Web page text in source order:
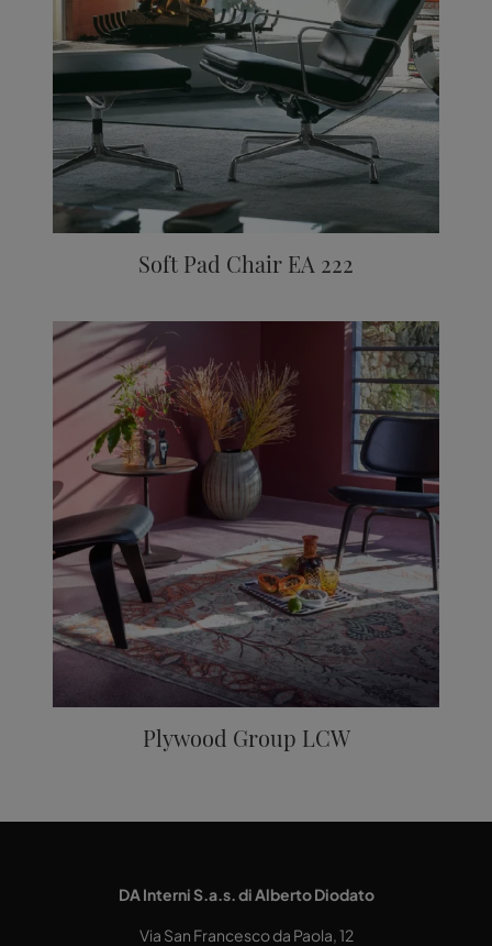
Soft Pad Chair EA 222
Plywood Group LCW
DA Interni S.a.s. di Alberto Diodato
Via San Francesco da Paola, 12